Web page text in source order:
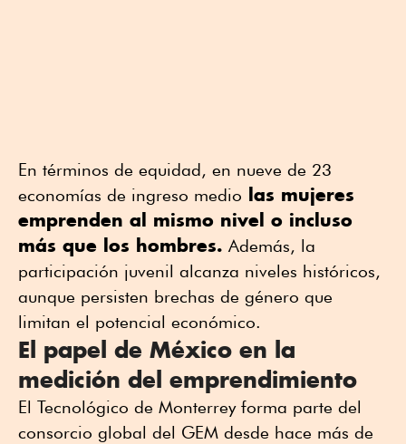
En términos de equidad, en nueve de 23
economías de ingreso medio
las mujeres
emprenden al mismo nivel o incluso
más que los hombres. Además, la
participación juvenil alcanza niveles históricos,
aunque persisten brechas de género que
limitan el potencial económico.
El papel de México en la
medición del emprendimiento
El Tecnológico de Monterrey forma parte del
consorcio global del GEM desde hace más de